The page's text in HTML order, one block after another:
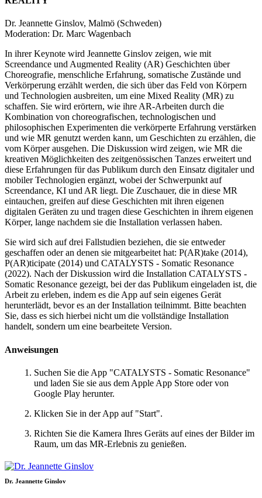
Dr. Jeannette Ginslov, Malmö (Schweden)
Moderation: Dr. Marc Wagenbach
In ihrer Keynote wird Jeannette Ginslov zeigen, wie mit
Screendance und Augmented Reality (AR) Geschichten über
Choreografie, menschliche Erfahrung, somatische Zustände und
Verkörperung erzählt werden, die sich über das Feld von Körpern
und Technologien ausbreiten, um eine Mixed Reality (MR) zu
schaffen. Sie wird erörtern, wie ihre AR-Arbeiten durch die
Kombination von choreografischen, technologischen und
philosophischen Experimenten die verkörperte Erfahrung verstärken
und wie MR genutzt werden kann, um Geschichten zu erzählen, die
vom Körper ausgehen. Die Diskussion wird zeigen, wie MR die
kreativen Möglichkeiten des zeitgenössischen Tanzes erweitert und
diese Erfahrungen für das Publikum durch den Einsatz digitaler und
mobiler Technologien ergänzt, wobei der Schwerpunkt auf
Screendance, KI und AR liegt. Die Zuschauer, die in diese MR
eintauchen, greifen auf diese Geschichten mit ihren eigenen
digitalen Geräten zu und tragen diese Geschichten in ihrem eigenen
Körper, lange nachdem sie die Installation verlassen haben.
Sie wird sich auf drei Fallstudien beziehen, die sie entweder
geschaffen oder an denen sie mitgearbeitet hat: P(AR)take (2014),
P(AR)ticipate (2014) und CATALYSTS - Somatic Resonance
(2022). Nach der Diskussion wird die Installation CATALYSTS -
Somatic Resonance gezeigt, bei der das Publikum eingeladen ist, die
Arbeit zu erleben, indem es die App auf sein eigenes Gerät
herunterlädt, bevor es an der Installation teilnimmt. Bitte beachten
Sie, dass es sich hierbei nicht um die vollständige Installation
handelt, sondern um eine bearbeitete Version.
Anweisungen
Suchen Sie die App "CATALYSTS - Somatic Resonance"
und laden Sie sie aus dem Apple App Store oder von
Google Play herunter.
Klicken Sie in der App auf "Start".
Richten Sie die Kamera Ihres Geräts auf eines der Bilder im
Raum, um das MR-Erlebnis zu genießen.
Dr. Jeannette Ginslov